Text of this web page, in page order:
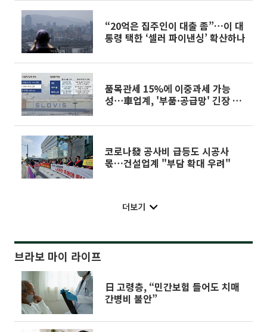
“20억은 집주인이 대출 좀”…이 대
통령 택한 ‘셀러 파이낸싱’ 확산하나
품목관세 15%에 이중과세 가능
성⋯車업계, '부품·공급망' 긴장 고
코로나發 공사비 급등도 시공사
몫…건설업계 "부담 확대 우려"
더보기
브라보 마이 라이프
日 고령층, “민간보험 들어도 치매
간병비 불안”